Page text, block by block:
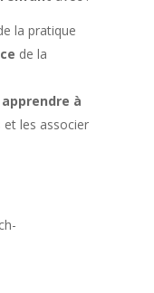
la pratique
de la
apprendre à
les associer